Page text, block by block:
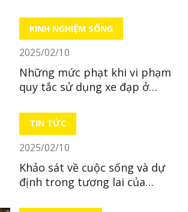
KINH NGHIỆM SỐNG
2025/02/10
Những mức phạt khi vi phạm
quy tắc sử dụng xe đạp ở
TIN TỨC
2025/02/10
Khảo sát về cuộc sống và dự
định trong tương lai của